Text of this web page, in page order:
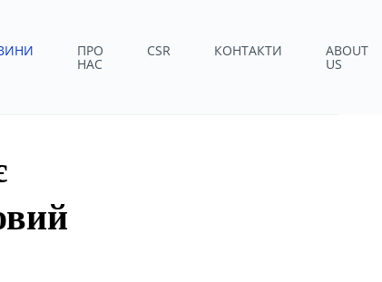
ПРО
НАС
CSR КОНТАКТИ ABOUT
US